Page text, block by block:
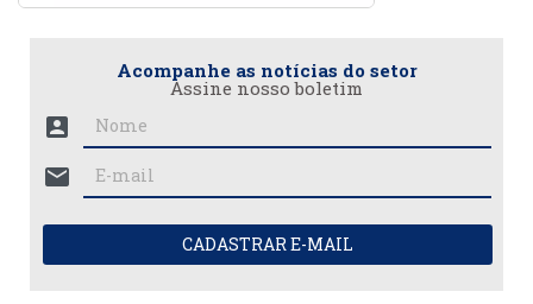
Acompanhe as notícias do setor
Assine nosso boletim
account_box
mail
CADASTRAR E-MAIL